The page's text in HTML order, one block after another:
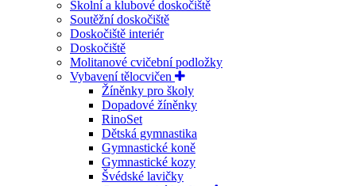
Školní a klubové doskočiště
Soutěžní doskočiště
Doskočiště interiér
Doskočiště
Molitanové cvičební podložky
Vybavení tělocvičen
Žíněnky pro školy
Dopadové žíněnky
RinoSet
Dětská gymnastika
Gymnastické koně
Gymnastické kozy
Švédské lavičky